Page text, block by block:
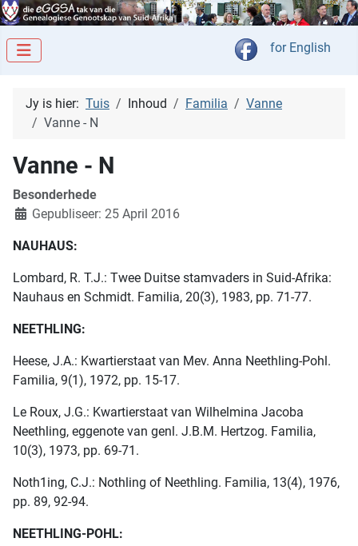
Kies jou taal
for English
Jy is hier: Tuis Inhoud Familia
Vanne
Vanne - N
Vanne - N
Besonderhede
Gepubliseer: 25 April 2016
NAUHAUS:
Lombard, R. T.J.: Twee Duitse stamvaders in Suid-Afrika:
Nauhaus en Schmidt. Familia, 20(3), 1983, pp. 71-77.
NEETHLING:
Heese, J.A.: Kwartierstaat van Mev. Anna Neethling-Pohl.
Familia, 9(1), 1972, pp. 15-17.
Le Roux, J.G.: Kwartierstaat van Wilhelmina Jacoba
Neethling, eggenote van genl. J.B.M. Hertzog. Familia,
10(3), 1973, pp. 69-71.
Noth1ing, C.J.: Nothling of Neethling. Familia, 13(4), 1976,
pp. 89, 92-94.
NEETHLING-POHL: